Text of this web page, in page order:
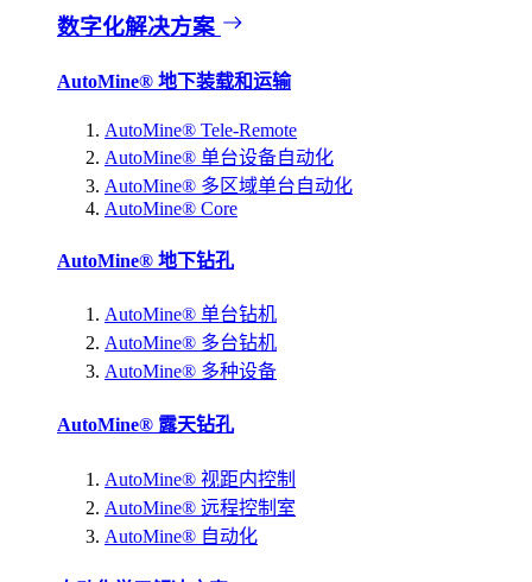
数字化解决方案
AutoMine® 地下装载和运输
AutoMine® Tele-Remote
AutoMine® 单台设备自动化
AutoMine® 多区域单台自动化
AutoMine® Core
AutoMine® 地下钻孔
AutoMine® 单台钻机
AutoMine® 多台钻机
AutoMine® 多种设备
AutoMine® 露天钻孔
AutoMine® 视距内控制
AutoMine® 远程控制室
AutoMine® 自动化